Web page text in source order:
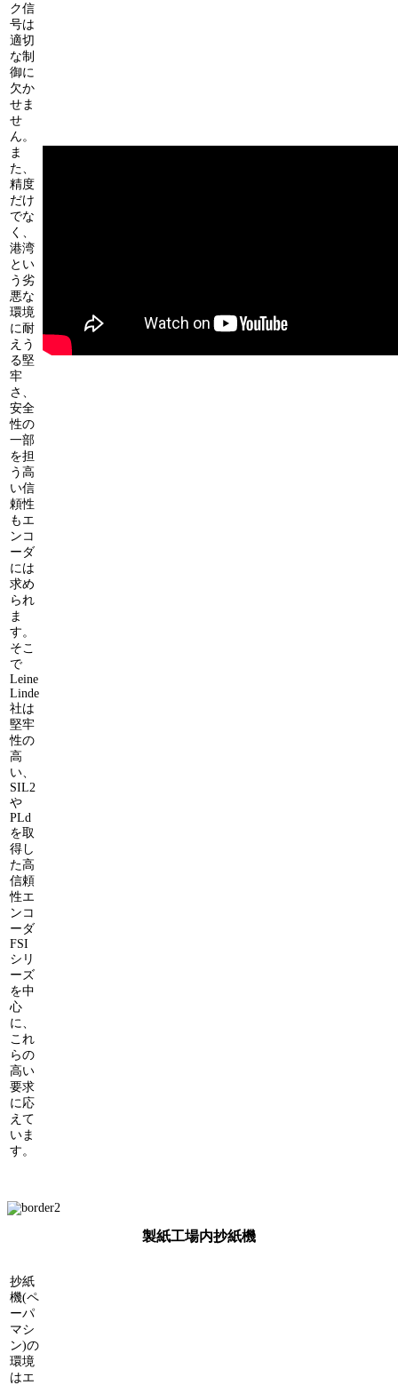
ク信
号は
適切
な制
御に
欠か
せま
せ
ん。
ま
た、
精度
だけ
でな
く、
港湾
とい
う劣
悪な
環境
に耐
えう
る堅
牢
さ、
安全
性の
一部
を担
う高
い信
頼性
もエ
ンコ
ーダ
には
求め
られ
ま
す。
そこ
で
Leine
Linde
社は
堅牢
性の
高
い、
SIL2
や
PLd
を取
得し
た高
信頼
性エ
ンコ
ーダ
FSI
シリ
ーズ
を中
心
に、
これ
らの
高い
要求
に応
えて
いま
す。
製紙工場内抄紙機
抄紙
機(ペ
ーパ
マシ
ン)の
環境
はエ